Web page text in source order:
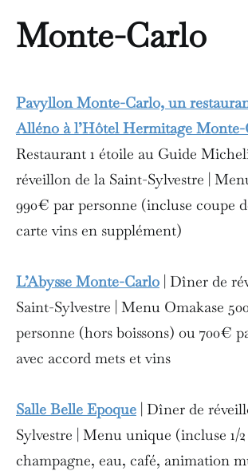
Monte-Carlo
Pavyllon Monte-Carlo, un
Alléno à l’Hôtel Hermitage
Restaurant 1 étoile au Guide
réveillon de la Saint-Sylvestre |
990€ par personne (incluse coupe
carte vins en supplément)
L’Abysse Monte-Carlo | Dîner de
Saint-Sylvestre | Menu Omakase
personne (hors boissons) ou 700€
avec accord mets et vins
Salle Belle Epoque | Dîner de
Sylvestre | Menu unique (incluse 1/
champagne, eau, café, animation